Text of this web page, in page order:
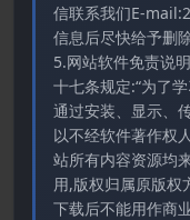
信联系我们E-
信息后尽快给予删
5.网站软件免责说
十七条规定:“为了
通过安装、显示、
以不经软件著作权
站所有内容资源均
用,版权归属原版权
下载后不能用作商